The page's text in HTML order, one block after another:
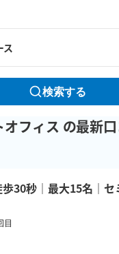
ス
検索する
オフィス の最新
目